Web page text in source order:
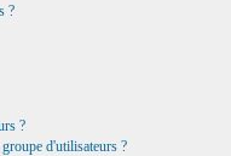
?
?
d'utilisateurs ?